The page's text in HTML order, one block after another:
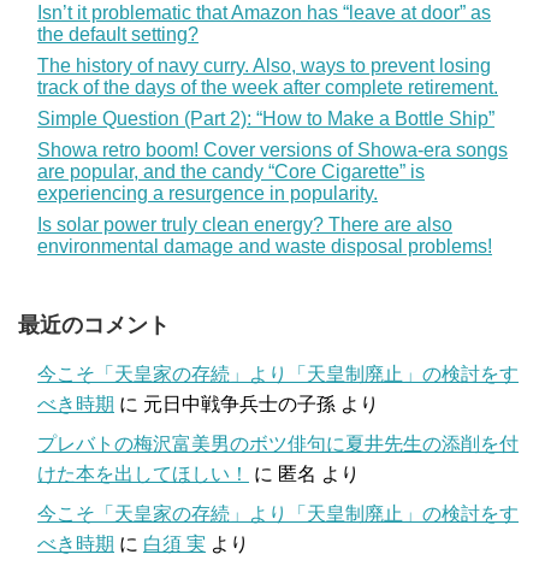
Isn’t it problematic that Amazon has “leave at door” as
the default setting?
The history of navy curry. Also, ways to prevent losing
track of the days of the week after complete retirement.
Simple Question (Part 2): “How to Make a Bottle Ship”
Showa retro boom! Cover versions of Showa-era songs
are popular, and the candy “Core Cigarette” is
experiencing a resurgence in popularity.
Is solar power truly clean energy? There are also
environmental damage and waste disposal problems!
最近のコメント
今こそ「天皇家の存続」より「天皇制廃止」の検討をす
べき時期 に 元日中戦争兵士の子孫 より
プレバトの梅沢富美男のボツ俳句に夏井先生の添削を付
けた本を出してほしい！
に 匿名 より
今こそ「天皇家の存続」より「天皇制廃止」の検討をす
べき時期 に 白須 実 より